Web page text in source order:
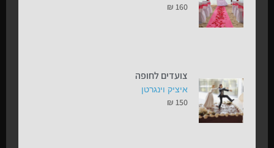
₪ 160
צועדים לחופה
איציק וינגרטן
₪ 150